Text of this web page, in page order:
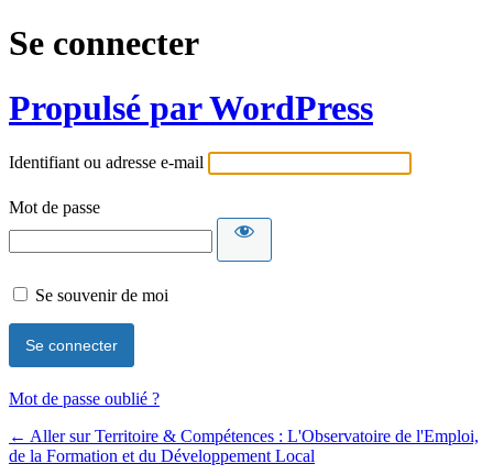
Se connecter
Propulsé par WordPress
Identifiant ou adresse e-mail
Mot de passe
Se souvenir de moi
Mot de passe oublié ?
← Aller sur Territoire & Compétences : L'Observatoire de l'Emploi,
de la Formation et du Développement Local